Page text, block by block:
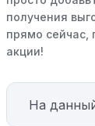
получения
прямо сейчас,
акции!
На